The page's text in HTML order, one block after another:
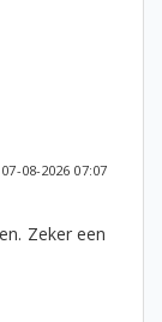
07-08-2026 07:07
Zeker een